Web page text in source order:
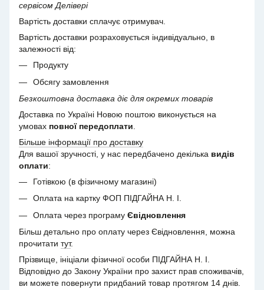
сервісом Делівері
Вартість доставки сплачує отримувач.
Вартість доставки розраховується індивідуально, в
залежності від:
Продукту
Обсягу замовлення
Безкоштовна доставка діє для окремих товарів
Доставка по Україні Новою поштою виконується на
умовах повної передоплати
Більше інформації про доставку
Для вашої зручності, у нас передбачено декілька видів
оплати:
Готівкою (в фізичному магазині)
Оплата на картку ФОП ПІДГАЙНА Н. І.
Оплата через програму Євідновлення
Більш детально про оплату через Євідновлення, можна
прочитати тут.
Прізвище, ініціали фізичної особи ПІДГАЙНА Н. І.
Відповідно до Закону України про захист прав споживачів,
ви можете повернути придбаний товар протягом 14 днів.